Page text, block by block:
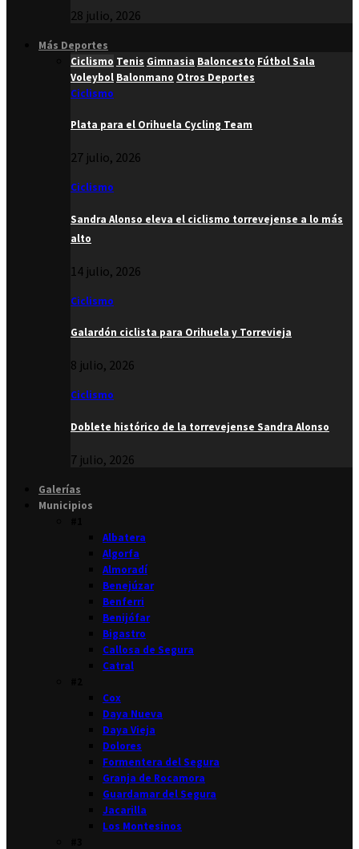
28 julio, 2026
Más Deportes
Ciclismo Tenis Gimnasia Baloncesto Fútbol Sala
Voleybol Balonmano Otros Deportes
Ciclismo
Plata para el Orihuela Cycling Team
27 julio, 2026
Ciclismo
Sandra Alonso eleva el ciclismo torrevejense a lo más
alto
14 julio, 2026
Ciclismo
Galardón ciclista para Orihuela y Torrevieja
8 julio, 2026
Ciclismo
Doblete histórico de la torrevejense Sandra Alonso
7 julio, 2026
Galerías
Municipios
Albatera
Algorfa
Almoradí
Benejúzar
Benferri
Benijófar
Bigastro
Callosa de Segura
Catral
Cox
Daya Nueva
Daya Vieja
Dolores
Formentera del Segura
Granja de Rocamora
Guardamar del Segura
Jacarilla
Los Montesinos